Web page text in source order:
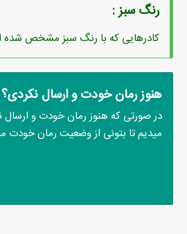
رنگ سبز :
کادرهایی که با رنگ سبز مشخص شده
هنوز رمان خودت و ارسال نکردی؟
در صورتی که هنوز رمان خودت و ارسال
میدیم تا بتونی از وضعیت رمان خودت